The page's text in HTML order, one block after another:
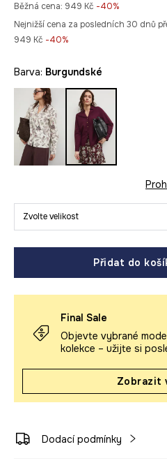
Běžná cena: 949 Kč -40%
Nejnižší cena za posledních 30 dnů
949 Kč -40%
Barva: burgundské
Zvolte velikost
Přidat do
Final Sale
Objevte vybrané
kolekce – užijte si
Zobrazit
Dodací podmínky